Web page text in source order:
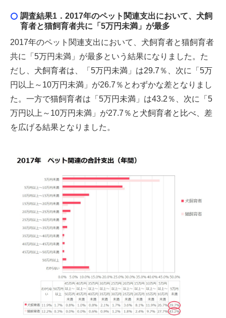
調査結果1． 2017年のペット関連支出において、犬飼
育者と猫飼育者共に「5万円未満」が最多
2017年のペット関連支出において、犬飼育者と猫飼育者
共に「5万円未満」が最多という結果になりました。た
だし、犬飼育者は、「5万円未満」は29.7％、次に「5万
円以上～10万円未満」が26.7％とわずかな差となりまし
た。一方で猫飼育者は「5万円未満」は43.2％、次に「5
万円以上～10万円未満」が27.7％と犬飼育者と比べ、差
を広げる結果となりました。